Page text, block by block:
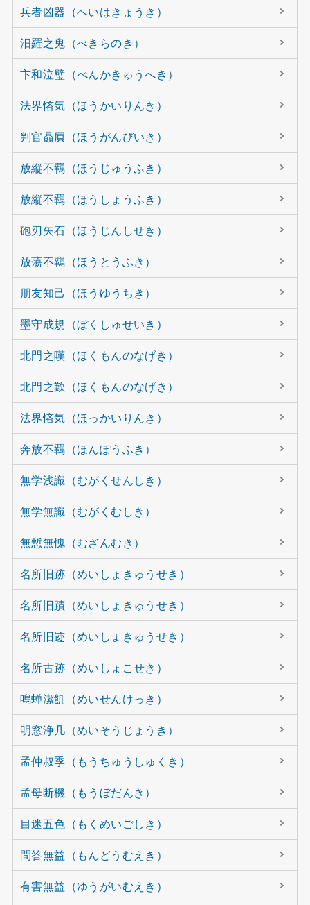
兵者凶器（へいはきょうき）
汨羅之鬼（べきらのき）
卞和泣璧（べんかきゅうへき）
法界悋気（ほうかいりんき）
判官贔屓（ほうがんびいき）
放縦不羈（ほうじゅうふき）
放縦不羈（ほうしょうふき）
砲刃矢石（ほうじんしせき）
放蕩不羈（ほうとうふき）
朋友知己（ほうゆうちき）
墨守成規（ぼくしゅせいき）
北門之嘆（ほくもんのなげき）
北門之歎（ほくもんのなげき）
法界悋気（ほっかいりんき）
奔放不羈（ほんぽうふき）
無学浅識（むがくせんしき）
無学無識（むがくむしき）
無慙無愧（むざんむき）
名所旧跡（めいしょきゅうせき）
名所旧蹟（めいしょきゅうせき）
名所旧迹（めいしょきゅうせき）
名所古跡（めいしょこせき）
鳴蝉潔飢（めいせんけっき）
明窓浄几（めいそうじょうき）
孟仲叔季（もうちゅうしゅくき）
孟母断機（もうぼだんき）
目迷五色（もくめいごしき）
問答無益（もんどうむえき）
有害無益（ゆうがいむえき）